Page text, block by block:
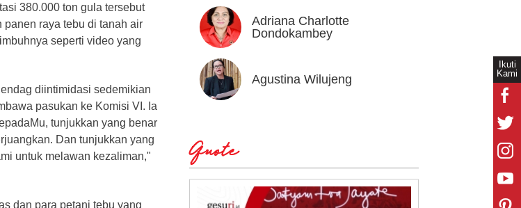
Ikuti
Kami
380.000 ton gula tersebut
raya tebu di tanah air
seperti video yang
diintimidasi sedemikian
pasukan ke Komisi VI. Ia
tunjukkan yang benar
Dan tunjukkan yang
untuk melawan kezaliman,"
dan para petani tebu yang
Adriana Charlotte
Dondokambey
Agustina Wilujeng Andi
Quote